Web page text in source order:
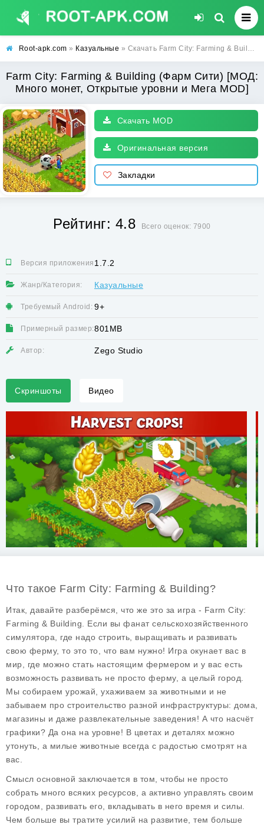
Root-apk.com » Казуальные » Скачать Farm City: Farming & Building (Фарм Сити) [МОД: Много монет, Открытые уровни и Мега MOD] | Взлом Farm City: Farming & Building на Андроид
Farm City: Farming & Building (Фарм Сити) [МОД:
Много монет, Открытые уровни и Мега MOD]
Скачать MOD
Оригинальная версия
Закладки
Рейтинг: 4.8 Всего оценок: 7900
Версия приложения:1.7.2
Жанр/Категория: Казуальные
Требуемый Android: 9+
Примерный размер:801MB
Автор: Zego Studio
Скриншоты Видео
Что такое Farm City: Farming & Building?
Итак, давайте разберёмся, что же это за игра - Farm City:
Farming & Building . Если вы фанат сельскохозяйственного
симулятора, где надо строить, выращивать и развивать
свою ферму, то это то, что вам нужно! Игра окунает вас в
мир, где можно стать настоящим фермером и у вас есть
возможность развивать не просто ферму, а целый город.
Мы собираем урожай, ухаживаем за животными и не
забываем про строительство разной инфраструктуры: дома,
магазины и даже развлекательные заведения! А что насчёт
графики? Да она на уровне! В цветах и деталях можно
утонуть, а милые животные всегда с радостью смотрят на
вас.
Смысл основной заключается в том, чтобы не просто
собрать много всяких ресурсов, а активно управлять своим
городом, развивать его, вкладывать в него время и силы.
Чем больше вы тратите усилий на развитие, тем больше